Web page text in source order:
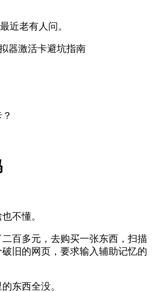
近老有人问。
不懂。
百多元，去购买一张东西，扫描
旧的网页，要求输入辅助记忆的
东西全没。